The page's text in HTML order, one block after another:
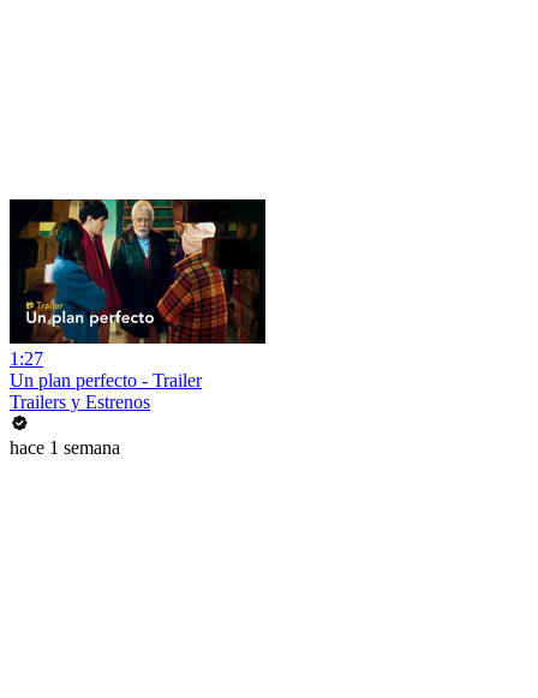
1:27
Un plan perfecto - Trailer
Trailers y Estrenos
hace 1 semana